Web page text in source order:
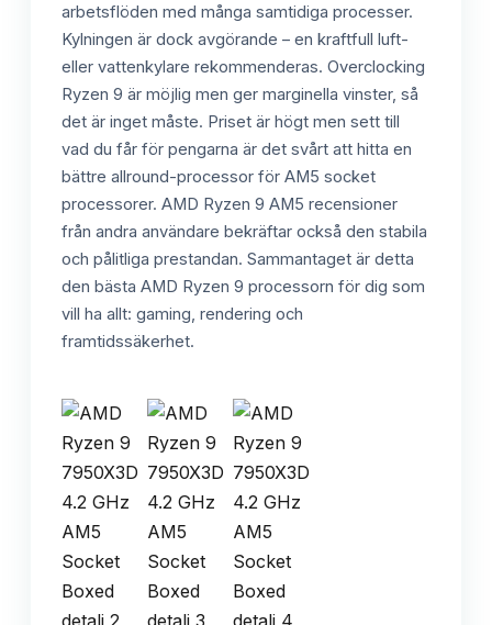
arbetsflöden med många samtidiga processer.
Kylningen är dock avgörande – en kraftfull luft-
eller vattenkylare rekommenderas. Overclocking
Ryzen 9 är möjlig men ger marginella vinster, så
det är inget måste. Priset är högt men sett till
vad du får för pengarna är det svårt att hitta en
bättre allround-processor för AM5 socket
processorer. AMD Ryzen 9 AM5 recensioner
från andra användare bekräftar också den stabila
och pålitliga prestandan. Sammantaget är detta
den bästa AMD Ryzen 9 processorn för dig som
vill ha allt: gaming, rendering och
framtidssäkerhet.